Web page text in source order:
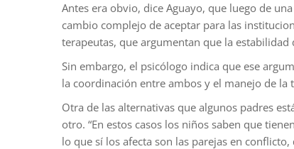
Antes era obvio, dice Aguayo, que luego de
cambio complejo de aceptar para las
terapeutas, que argumentan que la
Sin embargo, el psicólogo indica que ese
la coordinación entre ambos y el manejo de la
Otra de las alternativas que algunos padres
otro. “En estos casos los niños saben que
lo que sí los afecta son las parejas en